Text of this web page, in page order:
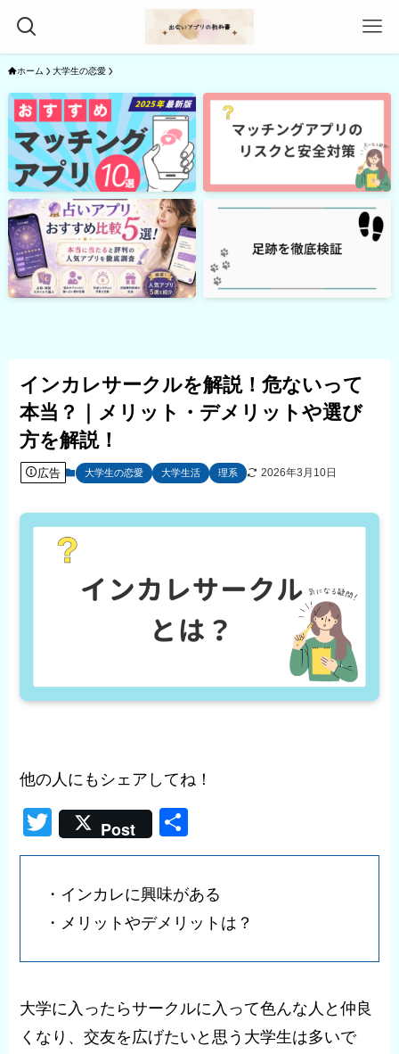
ホーム 大学生の恋愛
インカレサークルを解説！危ないって
本当？｜メリット・デメリットや選び
方を解説！
広告 大学生の恋愛 大学生活 理系 2026年3月10日
他の人にもシェアしてね！
T
wi
er
Post
有
・インカレに興味がある
・メリットやデメリットは？
大学に入ったらサークルに入って色んな人と仲良
くなり、交友を広げたいと思う大学生は多いで